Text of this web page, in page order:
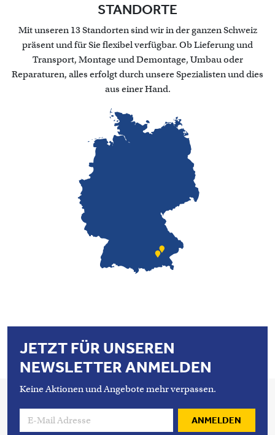
STANDORTE
Mit unseren 13 Standorten sind wir in der ganzen Schweiz
präsent und für Sie flexibel verfügbar. Ob Lieferung und
Transport, Montage und Demontage, Umbau oder
Reparaturen, alles erfolgt durch unsere Spezialisten und dies
aus einer Hand.
JETZT FÜR UNSEREN
NEWSLETTER ANMELDEN
Keine Aktionen und Angebote mehr verpassen.
ANMELDEN